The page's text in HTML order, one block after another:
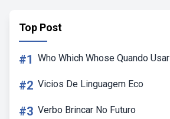
Top Post
#1 Who Which Whose Quando Usar
#2 Vicios De Linguagem Eco
#3 Verbo Brincar No Futuro